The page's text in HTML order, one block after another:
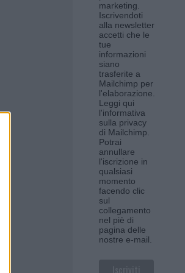
marketing.
Iscrivendoti
alla newsletter
accetti che le
tue
informazioni
siano
trasferite a
Mailchimp per
l'elaborazione.
Leggi qui
l'informativa
sulla privacy
di Mailchimp.
Potrai
annullare
l'iscrizione in
qualsiasi
momento
facendo clic
sul
collegamento
nel piè di
pagina delle
nostre e-mail.